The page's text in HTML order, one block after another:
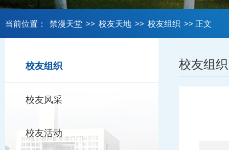
当前位置： 禁漫天堂 >> 校友天地 >> 校友组织 >> 正文
校友组织
校友风采
校友活动
校友组织